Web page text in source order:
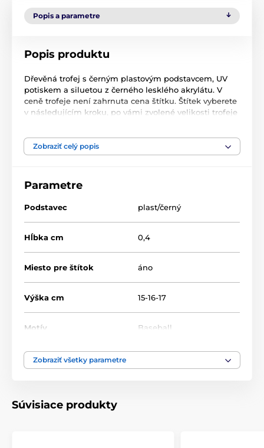
Popis a parametre
Popis produktu
Dřevěná trofej s černým plastovým podstavcem, UV
potiskem a siluetou z černého lesklého akrylátu. V
ceně trofeje není zahrnuta cena štítku. Štítek vyberete
v následujícím kroku, po vámi zvolené velikosti trofeje
Baseball
Zobraziť celý popis
Parametre
Podstavec plast/černý
Hĺbka cm 0,4
Miesto pre štítok áno
Výška cm 15-16-17
Motív Baseball
Typ ocenenia
Zobraziť všetky parametre
Súvisiace produkty